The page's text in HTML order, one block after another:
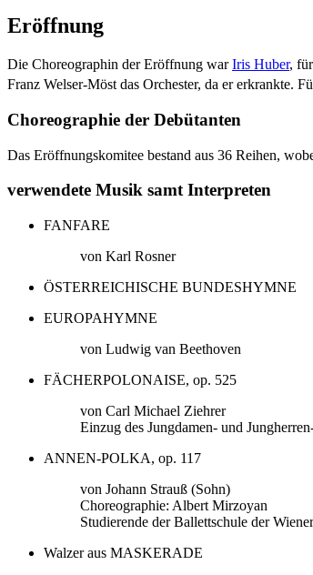
Eröffnung
Die Choreographin der Eröffnung warIris Huber,
Franz Welser-Möst das Orchester, da er erkrankte.
Choreographie der Debütanten
Das Eröffnungskomitee bestand aus 36 Reihen,
verwendete Musik samt Interpreten
FANFARE
von Karl Rosner
ÖSTERREICHISCHE BUNDESHYMNE
EUROPAHYMNE
von Ludwig van Beethoven
FÄCHERPOLONAISE, op. 525
von Carl Michael Ziehrer
Einzug des Jungdamen- und
ANNEN-POLKA, op. 117
von Johann Strauß (Sohn)
Choreographie: Albert Mirzoyan
Studierende der Ballettschule der
Walzer aus MASKERADE